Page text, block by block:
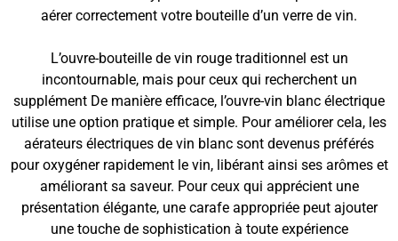
aérer correctement votre bouteille d’un verre de vin.
L’ouvre-bouteille de vin rouge traditionnel est un
incontournable, mais pour ceux qui recherchent un
supplément De manière efficace, l’ouvre-vin blanc électrique
utilise une option pratique et simple. Pour améliorer cela, les
aérateurs électriques de vin blanc sont devenus préférés
pour oxygéner rapidement le vin, libérant ainsi ses arômes et
améliorant sa saveur. Pour ceux qui apprécient une
présentation élégante, une carafe appropriée peut ajouter
une touche de sophistication à toute expérience